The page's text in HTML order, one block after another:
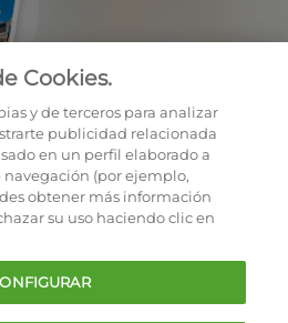
BIMESTRAL
© 2026
Cookies.
y de terceros para analizar
publicidad relacionada
en un perfil elaborado a
(por ejemplo,
obtener más información
su uso haciendo clic en